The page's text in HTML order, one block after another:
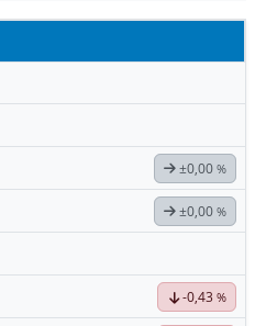
±0,00 %
±0,00 %
-0,43 %